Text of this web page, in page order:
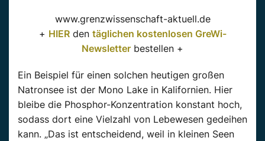
www.grenzwissenschaft-aktuell.de
+ HIERden täglichen kostenlosen GreWi-
Newsletter bestellen +
Ein Beispiel für einen solchen heutigen großen
Natronsee ist der Mono Lake in Kalifornien. Hier
bleibe die Phosphor-Konzentration konstant hoch,
sodass dort eine Vielzahl von Lebewesen gedeihen
kann. „Das ist entscheidend, weil in kleinen Seen